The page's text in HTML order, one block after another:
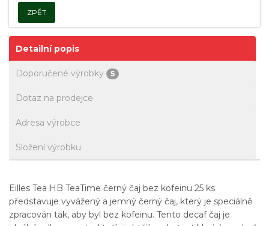
ZPĚT
Detailní popis
Doporučené výrobky 5
Dotaz na prodejce
Adresa výrobce
Složení výrobku
Eilles Tea HB TeaTime černý čaj bez kofeinu 25 ks
představuje vyvážený a jemný černý čaj, který je speciálně
zpracován tak, aby byl bez kofeinu. Tento decaf čaj je